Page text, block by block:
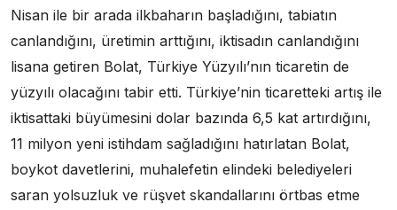
Nisan ile bir arada ilkbaharın başladığını, tabiatın
canlandığını, üretimin arttığını, iktisadın canlandığını
lisana getiren Bolat, Türkiye Yüzyılı’nın ticaretin de
yüzyılı olacağını tabir etti. Türkiye’nin ticaretteki artış ile
iktisattaki büyümesini dolar bazında 6,5 kat artırdığını,
11 milyon yeni istihdam sağladığını hatırlatan Bolat,
boykot davetlerini, muhalefetin elindeki belediyeleri
saran yolsuzluk ve rüşvet skandallarını örtbas etme